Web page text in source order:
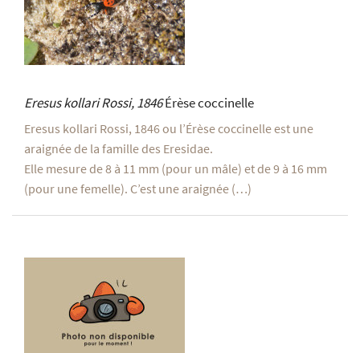
Eresus kollariRossi, 1846Érèse coccinelle
Eresus kollari Rossi, 1846 ou l’Érèse coccinelle est une
araignée de la famille des Eresidae.
Elle mesure de 8 à 11 mm (pour un mâle) et de 9 à 16 mm
(pour une femelle). C’est une araignée (…)